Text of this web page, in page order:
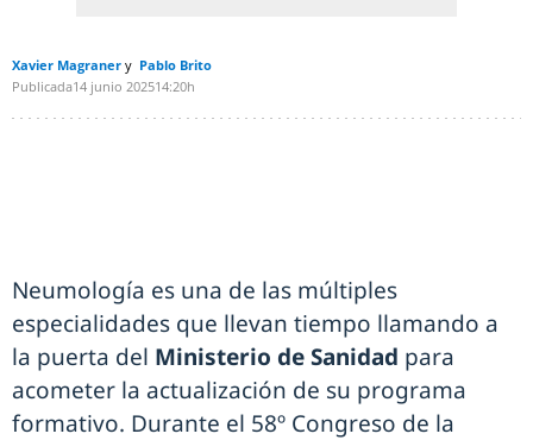
Xavier Magraner
Pablo Brito
Publicada14 junio 202514:20h
Neumología es una de las múltiples
especialidades que llevan tiempo llamando a
la puerta del Ministerio de Sanidad para
acometer la actualización de su programa
formativo. Durante el 58º Congreso de la